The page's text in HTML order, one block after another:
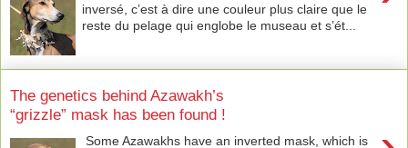
inversé, c’est à dire une couleur plus claire que le
reste du pelage qui englobe le museau et s’ét...
The genetics behind Azawakh’s
“grizzle” mask has been found !
Some Azawakhs have an inverted mask, which is